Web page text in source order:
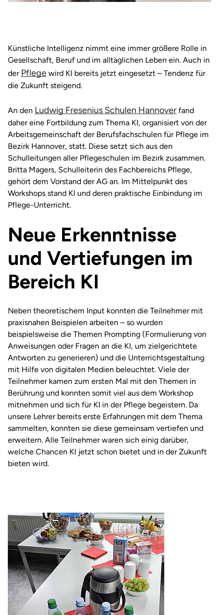
Künstliche Intelligenz nimmt eine immer größere Rolle in
Gesellschaft, Beruf und im alltäglichen Leben ein. Auch in
der Pflege wird KI bereits jetzt eingesetzt – Tendenz für
die Zukunft steigend.
An den Ludwig Fresenius Schulen Hannover fand
daher eine Fortbildung zum Thema KI, organisiert von der
Arbeitsgemeinschaft der Berufsfachschulen für Pflege im
Bezirk Hannover, statt. Diese setzt sich aus den
Schulleitungen aller Pflegeschulen im Bezirk zusammen.
Britta Magers, Schulleiterin des Fachbereichs Pflege,
gehört dem Vorstand der AG an. Im Mittelpunkt des
Workshops stand KI und deren praktische Einbindung im
Pflege-Unterricht.
Neue Erkenntnisse
und Vertiefungen im
Bereich KI
Neben theoretischem Input konnten die Teilnehmer mit
praxisnahen Beispielen arbeiten – so wurden
beispielsweise die Themen Prompting (Formulierung von
Anweisungen oder Fragen an die KI, um zielgerichtete
Antworten zu generieren) und die Unterrichtsgestaltung
mit Hilfe von digitalen Medien beleuchtet. Viele der
Teilnehmer kamen zum ersten Mal mit den Themen in
Berührung und konnten somit viel aus dem Workshop
mitnehmen und sich für KI in der Pflege begeistern. Da
unsere Lehrer bereits erste Erfahrungen mit dem Thema
sammelten, konnten sie diese gemeinsam vertiefen und
erweitern. Alle Teilnehmer waren sich einig darüber,
welche Chancen KI jetzt schon bietet und in der Zukunft
bieten wird.